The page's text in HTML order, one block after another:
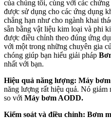
của chúng tôi, cùng với các
được sử dụng cho các ứng dụng
chẳng hạn như cho ngành khai
sẵn bằng vật liệu kim loại và phi
được điều chỉnh theo đúng ứng
với một trong những chuyên gia
chóng giúp bạn hiểu giải pháp
nhất với bạn.
Hiệu quả năng lượng: Máy
năng lượng rất hiệu quả. Nó
so với Máy bơm AODD.
Kiểm soát và điều chỉnh: Bơm